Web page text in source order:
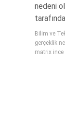
nedeni
Bilim ve
gerçeklik
matrix ince